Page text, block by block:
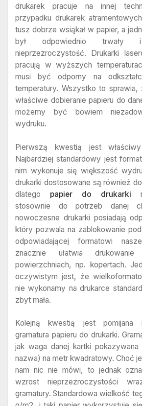
drukarek pracuje na innej
przypadku drukarek
tusz dobrze wsiąkał w papier, a
był odpowiednio
nieprzezroczystość. Drukarki
pracują w wyższych
musi być odporny na
temperatury. Wszystko to sprawia,
właściwe dobieranie papieru do
możemy być bowiem
wydruku.
Pierwszą kwestią jest
Najbardziej standardowy jest
nim wykonuje się większość
drukarki dostosowane są również
dlatego papier do drukarki
stosownie do potrzeb danej
nowoczesne drukarki posiadają
który pozwala na zablokowanie
odpowiadającej formatowi
znacznie ułatwia
powierzchniach, np. kopertach.
oczywistym jest, że
nie wykonamy na drukarce
zbyt mała.
Kolejną kwestią jest pomijana i
gramatura papieru do drukarki.
jak waga danej kartki
nazwa) na metr kwadratowy. Choć
nam nic nie mówi, to jednak
wzrost nieprzezroczystości
gramatury. Standardowa wielkość